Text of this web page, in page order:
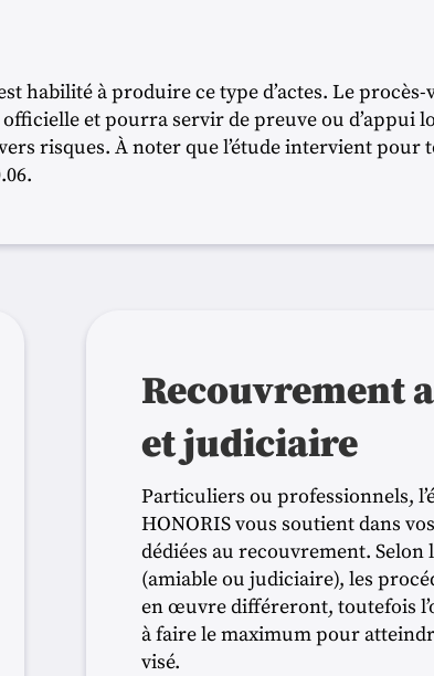
habilité à produire ce type d’actes. Le procès-
et pourra servir de preuve ou d’appui
risques. À noter que l’étude intervient pour
Recouvrement
et judiciaire
Particuliers ou professionnels,
HONORIS vous soutient dans
dédiées au recouvrement. Selon
(amiable ou judiciaire), les
en œuvre différeront, toutefois
à faire le maximum pour
visé.